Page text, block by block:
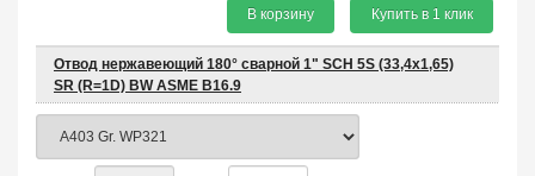
В корзину Купить в 1 клик
Отвод нержавеющий 180° сварной 1" SCH 5S (33,4х1,65)
SR (R=1D) BW ASME B16.9